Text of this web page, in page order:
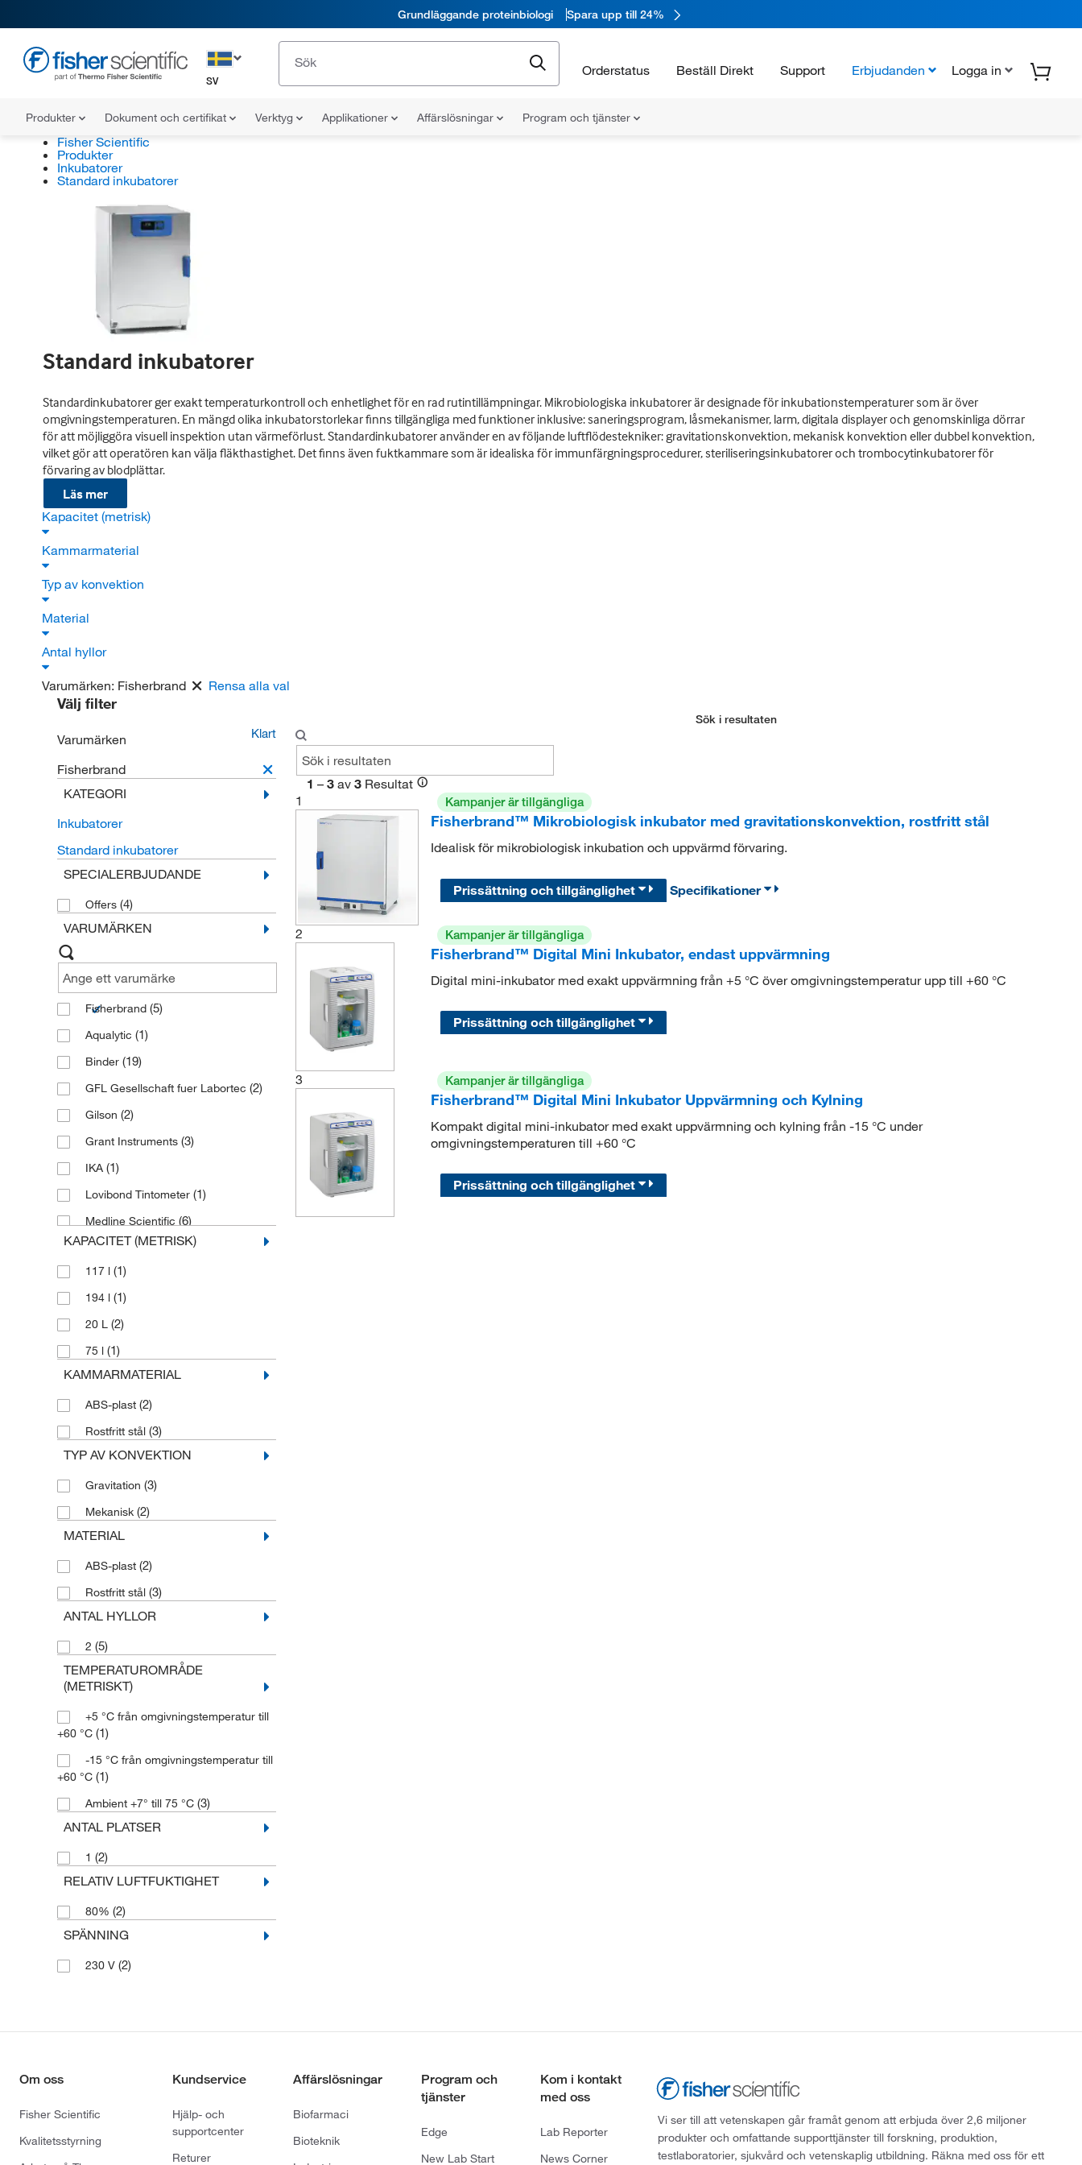
Grundläggande proteinbiologi Spara upp till 24%
SV
Orderstatus Beställ Direkt Support Erbjudanden Logga in
Produkter Dokument och certifikat Verktyg Applikationer Affärslösningar Program och tjänster
Fisher Scientific
Produkter
Inkubatorer
Standard inkubatorer
Standard inkubatorer
Standardinkubatorer ger exakt temperaturkontroll och enhetlighet för en rad rutintillämpningar. Mikrobiologiska inkubatorer är designade för inkubationstemperaturer som är över
omgivningstemperaturen. En mängd olika inkubatorstorlekar finns tillgängliga med funktioner inklusive: saneringsprogram, låsmekanismer, larm, digitala displayer och genomskinliga dörrar
för att möjliggöra visuell inspektion utan värmeförlust. Standardinkubatorer använder en av följande luftflödestekniker: gravitationskonvektion, mekanisk konvektion eller dubbel konvektion,
vilket gör att operatören kan välja fläkthastighet. Det finns även fuktkammare som är idealiska för immunfärgningsprocedurer, steriliseringsinkubatorer och trombocytinkubatorer för
förvaring av blodplättar.
Läs mer
Kapacitet (metrisk)
Kammarmaterial
Typ av konvektion
Material
Antal hyllor
Varumärken: Fisherbrand Rensa alla val
Välj filter
Klart
Varumärken
Fisherbrand
KATEGORI
Inkubatorer
Standard inkubatorer
SPECIALERBJUDANDE
Offers (4)
VARUMÄRKEN
Fisherbrand (5)
Aqualytic (1)
Binder (19)
GFL Gesellschaft fuer Labortec (2)
Gilson (2)
Grant Instruments (3)
IKA (1)
Lovibond Tintometer (1)
Medline Scientific (6)
Memmert(32)
MMM Medcenter
Steris Corporation
Stuart(1)
Thermo Scientific
UVP Ultra Violet Product
WTW(2)
KAPACITET (METRISK)
117 l (1)
194 l (1)
20 L (2)
75 l (1)
KAMMARMATERIAL
ABS-plast (2)
Rostfritt stål (3)
TYP AV KONVEKTION
Gravitation (3)
Mekanisk (2)
MATERIAL
ABS-plast (2)
Rostfritt stål (3)
ANTAL HYLLOR
2 (5)
TEMPERATUROMRÅDE
(METRISKT)
+5 °C från omgivningstemperatur till
+60 °C (1)
-15 °C från omgivningstemperatur till
+60 °C (1)
Ambient +7° till 75 °C (3)
ANTAL PLATSER
1 (2)
RELATIV LUFTFUKTIGHET
80% (2)
SPÄNNING
230 V (2)
Sök i resultaten
1 – 3 av 3 Resultat
1
Kampanjer är tillgängliga
Fisherbrand™ Mikrobiologisk inkubator med gravitationskonvektion, rostfritt stål
Idealisk för mikrobiologisk inkubation och uppvärmd förvaring.
Prissättning och tillgänglighet Specifikationer
2 Kampanjer är tillgängliga
Fisherbrand™ Digital Mini Inkubator, endast uppvärmning
Digital mini-inkubator med exakt uppvärmning från +5 °C över omgivningstemperatur upp till +60 °C
Prissättning och tillgänglighet
3 Kampanjer är tillgängliga
Fisherbrand™ Digital Mini Inkubator Uppvärmning och Kylning
Kompakt digital mini-inkubator med exakt uppvärmning och kylning från -15 °C under
omgivningstemperaturen till +60 °C
Prissättning och tillgänglighet
Om oss
Fisher Scientific
Kvalitetsstyrning
Kundservice
Hjälp- och
supportcenter
Returer
Affärslösningar
Biofarmaci
Bioteknik
Program och
tjänster
Edge
New Lab Start
Kom i kontakt
med oss
Lab Reporter
News Corner
Vi ser till att vetenskapen går framåt genom att erbjuda över 2,6 miljoner
produkter och omfattande supporttjänster till forskning, produktion,
testlaboratorier, sjukvård och vetenskaplig utbildning. Räkna med oss för ett